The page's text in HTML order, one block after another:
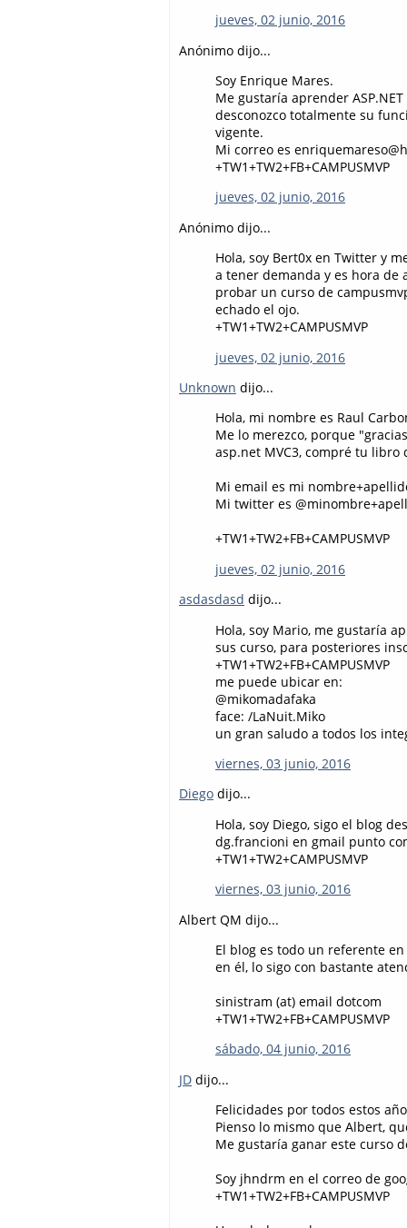
jueves, 02 junio, 2016
Anónimo dijo...
Soy Enrique Mares.
Me gustaría aprender
desconozco totalmente su
vigente.
Mi correo es
+TW1+TW2+FB+CAMPUSMVP
jueves, 02 junio, 2016
Anónimo dijo...
Hola, soy Bert0x en Twitter y
a tener demanda y es hora de
probar un curso de
echado el ojo.
+TW1+TW2+CAMPUSMVP
jueves, 02 junio, 2016
Unknown dijo...
Hola, mi nombre es Raul
Me lo merezco, porque
asp.net MVC3, compré tu libro
Mi email es mi
Mi twitter es
+TW1+TW2+FB+CAMPUSMVP
jueves, 02 junio, 2016
asdasdasd dijo...
Hola, soy Mario, me gustaría
sus curso, para posteriores
+TW1+TW2+FB+CAMPUSMVP
me puede ubicar en:
@mikomadafaka
face: /LaNuit.Miko
un gran saludo a todos los
viernes, 03 junio, 2016
Diego dijo...
Hola, soy Diego, sigo el blog
dg.francioni en gmail punto
+TW1+TW2+CAMPUSMVP
viernes, 03 junio, 2016
Albert QM dijo...
El blog es todo un referente
en él, lo sigo con bastante
sinistram (at) email dotcom
+TW1+TW2+FB+CAMPUSMVP
sábado, 04 junio, 2016
JD dijo...
Felicidades por todos estos
Pienso lo mismo que Albert,
Me gustaría ganar este curso
Soy jhndrm en el correo de
+TW1+TW2+FB+CAMPUSMVP